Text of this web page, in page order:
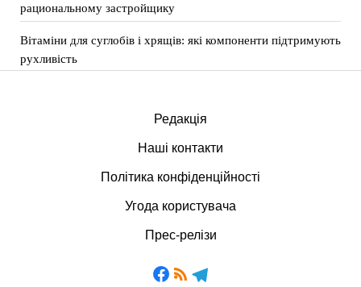
рациональному застройщику
Вітаміни для суглобів і хрящів: які компоненти підтримують
рухливість
Редакція
Наші контакти
Політика конфіденційності
Угода користувача
Прес-релізи